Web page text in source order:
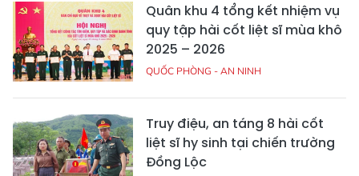
Quân khu 4 tổng kết nhiệm vụ
quy tập hài cốt liệt sĩ mùa khô
2025 – 2026
QUỐC PHÒNG - AN NINH
Truy điệu, an táng 8 hài cốt
liệt sĩ hy sinh tại chiến trường
Đồng Lộc